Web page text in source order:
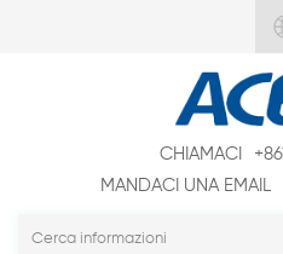
CHIAMACI
MANDACI UNA EMAIL